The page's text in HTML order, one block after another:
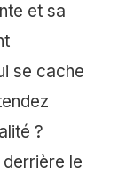
et sa
se cache
?
le